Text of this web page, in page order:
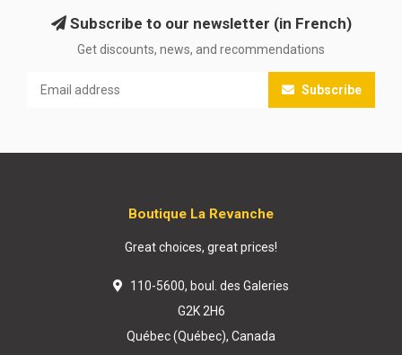
Subscribe to our newsletter (in French)
Get discounts, news, and recommendations
Subscribe
Boutique La Revanche
Great choices, great prices!
110-5600, boul. des Galeries
G2K 2H6
Québec (Québec), Canada